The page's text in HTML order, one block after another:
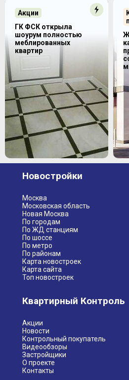
Акции
ГК ФСК открыла
шоурум полностью
меблированных
квартир
Новостройки
Москва
Московская область
Новая Москва
По городам
По ЖД станциям
По шоссе
По метро
По районам
Карта новостроек
Карта сайта
Топ новостроек
Квартирный Контроль
Акции
Новости
Контрольный покупатель
Видеообзоры
Застройщики
О проекте
Контакты